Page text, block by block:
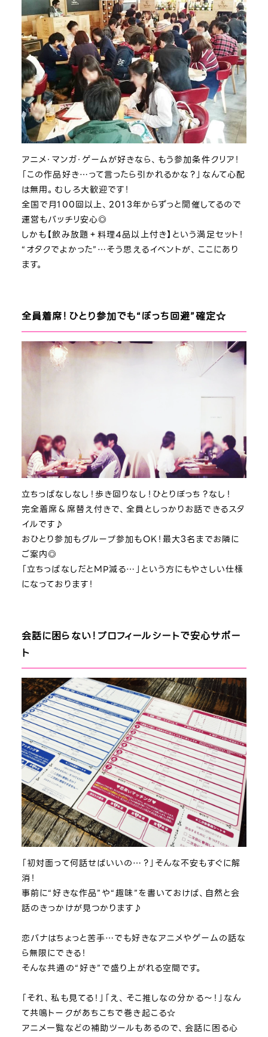
アニメ・マンガ・ゲームが好きなら、もう参加条件クリア！
「この作品好き…って言ったら引かれるかな？」なんて心配
は無用。むしろ大歓迎です！
全国で月100回以上、2013年からずっと開催してるので
運営もバッチリ安心◎
しかも【飲み放題＋料理4品以上付き】という満足セット！
“オタクでよかった”…そう思えるイベントが、ここにあり
ます。
全員着席！ひとり参加でも“ぼっち回避”確定☆
立ちっぱなしなし！歩き回りなし！ひとりぼっち？なし！
完全着席＆席替え付きで、全員としっかりお話できるスタ
イルです♪
おひとり参加もグループ参加もOK！最大3名までお隣に
ご案内◎
「立ちっぱなしだとMP減る…」という方にもやさしい仕様
になっております！
会話に困らない！プロフィールシートで安心サポー
ト
「初対面って何話せばいいの…？」そんな不安もすぐに解
消！
事前に“好きな作品”や“趣味”を書いておけば、自然と会
話のきっかけが見つかります♪
恋バナはちょっと苦手…でも好きなアニメやゲームの話な
ら無限にできる！
そんな共通の“好き”で盛り上がれる空間です。
「それ、私も見てる！」「え、そこ推しなの分かる～！」なん
て共鳴トークがあちこちで巻き起こる☆
アニメ一覧などの補助ツールもあるので、会話に困る心